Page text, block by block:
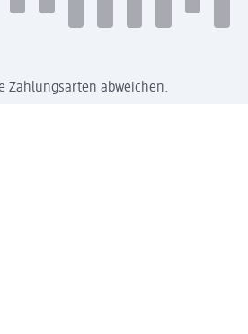
Zahlungsarten abweichen.